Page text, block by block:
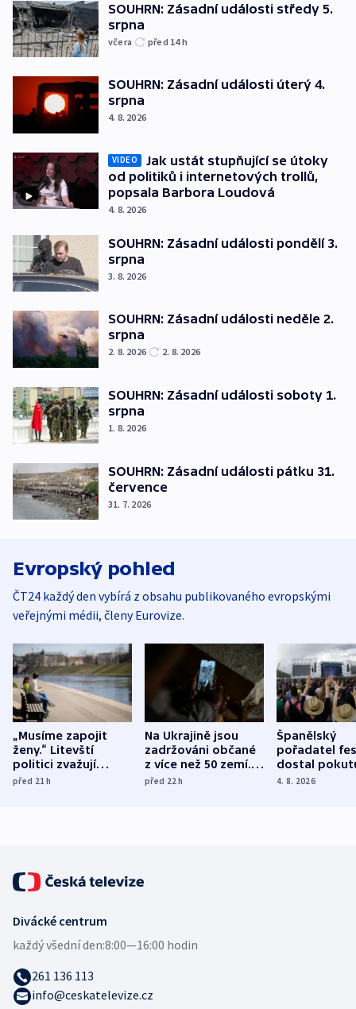
SOUHRN: Zásadní události středy 5.
srpna
včera před 14h
SOUHRN: Zásadní události úterý 4.
srpna
4. 8. 2026
VIDEO
Jak ustát stupňující se útoky
od politiků i internetových trollů,
popsala Barbora Loudová
4. 8. 2026
SOUHRN: Zásadní události pondělí 3.
srpna
3. 8. 2026
SOUHRN: Zásadní události neděle 2.
srpna
2. 8. 2026 2. 8. 2026
SOUHRN: Zásadní události soboty 1.
srpna
1. 8. 2026
SOUHRN: Zásadní události pátku 31.
července
31. 7. 2026
Evropský pohled
ČT24 každý den vybírá z obsahu publikovaného evropskými
veřejnými médii, členy Eurovize.
„Musíme zapojit
ženy.“ Litevští
politici zvažují
dohodu o
před 21h
Na Ukrajině jsou
zadržováni občané
z více než 50 zemí.
Bojovali na straně
před 22h
Španělský
pořadatel
dostal
nekalé
4. 8. 2026
Divácké centrum
každý všední den:8:00—16:00 hodin
261 136 113
info@ceskatelevize.cz